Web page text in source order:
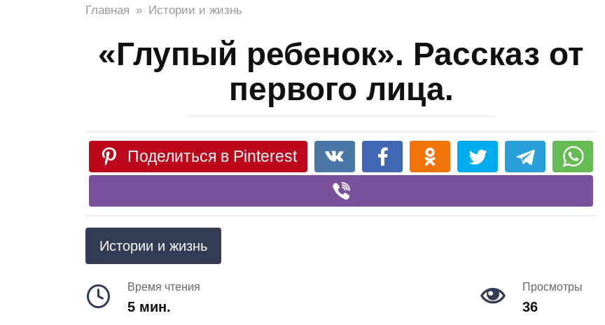
Главная » Истории и жизнь
«Глупый ребенок». Рассказ от
первого лица.
Поделиться в Pinterest
Истории и жизнь
Время чтения
5 мин.
Просмотры
36